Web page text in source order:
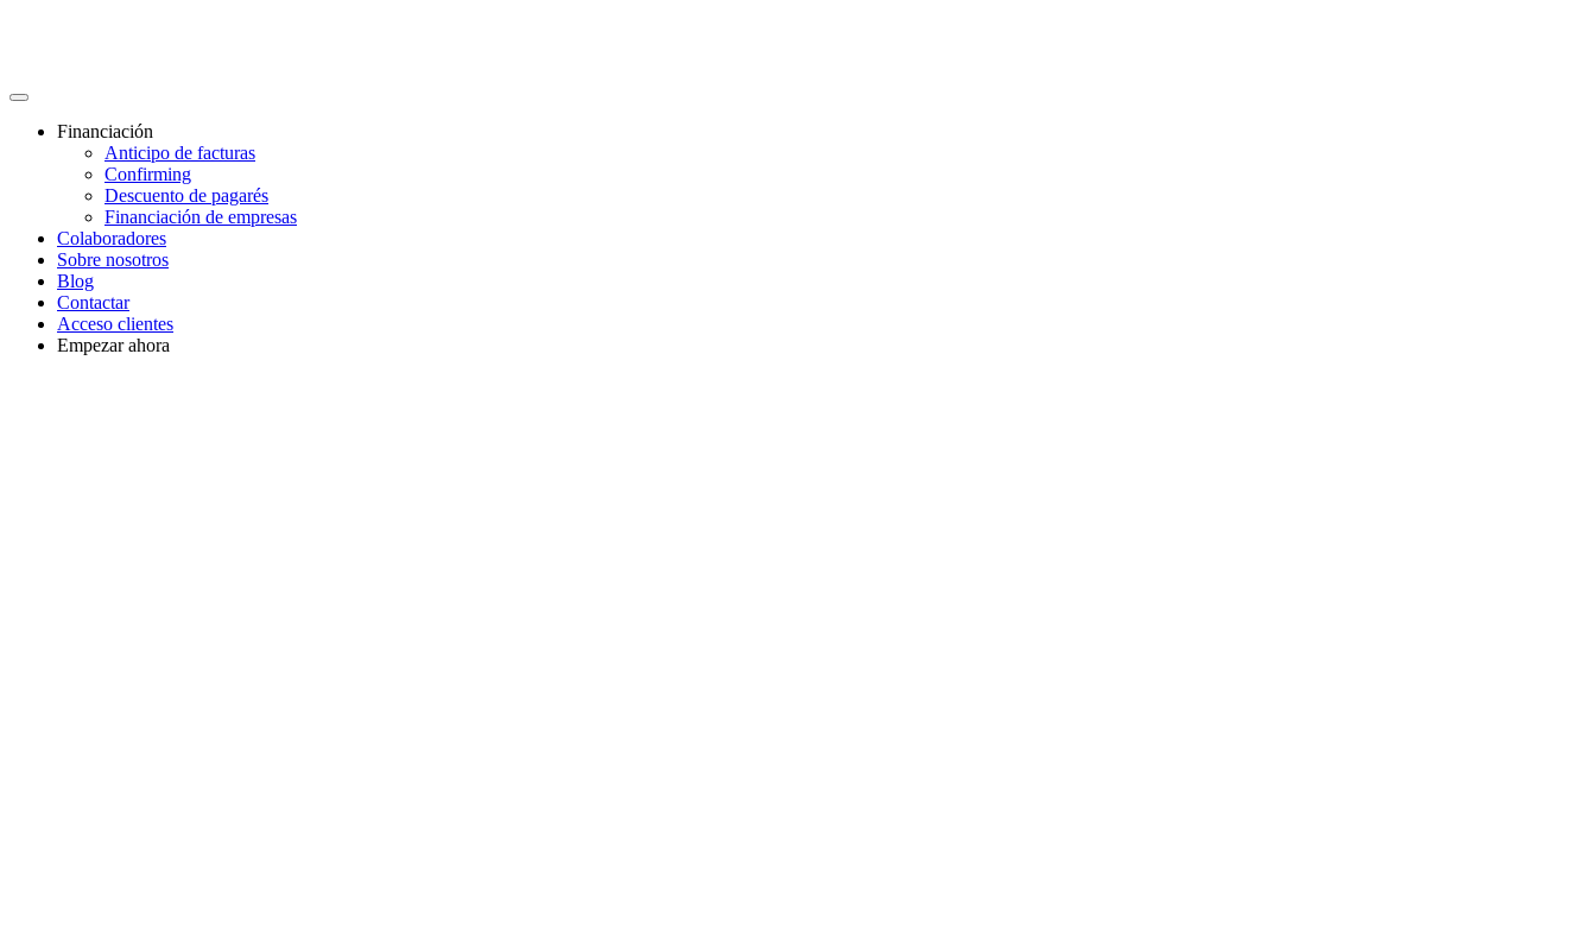
Financiación
Anticipo de facturas
Confirming
Descuento de pagarés
Financiación de empresas
Colaboradores
Sobre nosotros
Blog
Contactar
Acceso clientes
Empezar ahora